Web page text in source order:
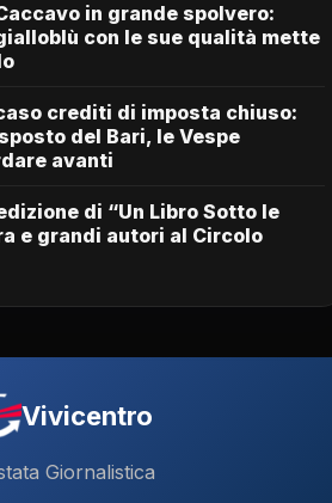
in grande spolvero:
con le sue qualità mette
crediti di imposta chiuso:
del Bari, le Vespe
avanti
di “Un Libro Sotto le
e grandi autori al Circolo
Vivicentro
Giornalistica